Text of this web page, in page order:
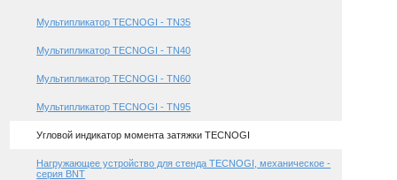
Мультипликатор TECNOGI - TN35
Мультипликатор TECNOGI - TN40
Мультипликатор TECNOGI - TN60
Мультипликатор TECNOGI - TN95
Угловой индикатор момента затяжки TECNOGI
Нагружающее устройство для стенда TECNOGI, механическое -
серия BNT